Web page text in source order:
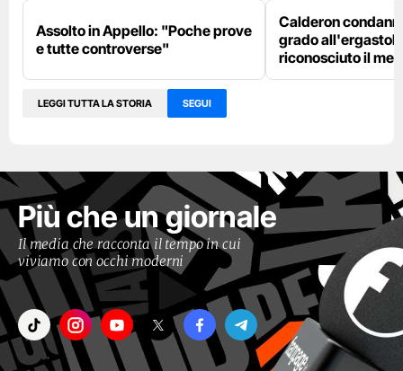
Assolto in Appello: "Poche prove
e tutte controverse"
Calderon
grado
riconosciuto il
LEGGI TUTTA LA STORIA SEGUI
Più che un giornale
Il media che racconta il tempo in cui
viviamo con occhi moderni